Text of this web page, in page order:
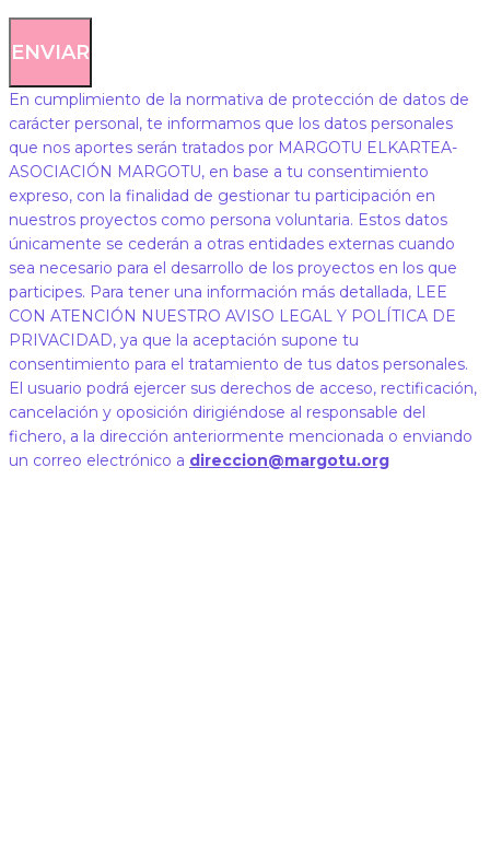
ENVIAR
En cumplimiento de la normativa de protección de datos de
carácter personal, te informamos que los datos personales
que nos aportes serán tratados por MARGOTU ELKARTEA-
ASOCIACIÓN MARGOTU, en base a tu consentimiento
expreso, con la finalidad de gestionar tu participación en
nuestros proyectos como persona voluntaria. Estos datos
únicamente se cederán a otras entidades externas cuando
sea necesario para el desarrollo de los proyectos en los que
participes. Para tener una información más detallada, LEE
CON ATENCIÓN NUESTRO AVISO LEGAL Y POLÍTICA DE
PRIVACIDAD, ya que la aceptación supone tu
consentimiento para el tratamiento de tus datos personales.
El usuario podrá ejercer sus derechos de acceso, rectificación,
cancelación y oposición dirigiéndose al responsable del
fichero, a la dirección anteriormente mencionada o enviando
un correo electrónico a direccion@margotu.org